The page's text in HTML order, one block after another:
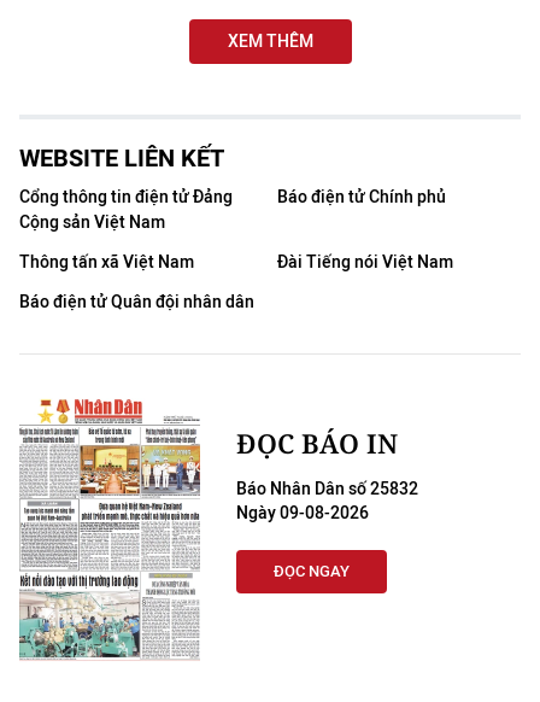
中文
FRANÇAIS
РУССКИЙ
ESPAÑOL
한국어
XEM THÊM
WEBSITE LIÊN KẾT
Cổng thông tin điện tử Đảng
Cộng sản Việt Nam
Báo điện tử Chính phủ
Thông tấn xã Việt Nam
Đài Tiếng nói Việt Nam
Báo điện tử Quân đội nhân dân
ĐỌC BÁO IN
Báo Nhân Dân số 25832
Ngày 09-08-2026
ĐỌC NGAY